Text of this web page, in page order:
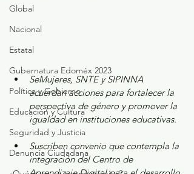
Global
Nacional
Estatal
Gubernatura Edoméx 2023
Política y Gobierno
Educación y Cultura
Seguridad y Justicia
Denuncia Ciudadana
SeMujeres, SNTE y SIPINNA
acuerdan acciones para fortalecer la
perspectiva de género y promover la
igualdad en instituciones educativas.
Suscriben convenio que contempla la
integración del Centro de